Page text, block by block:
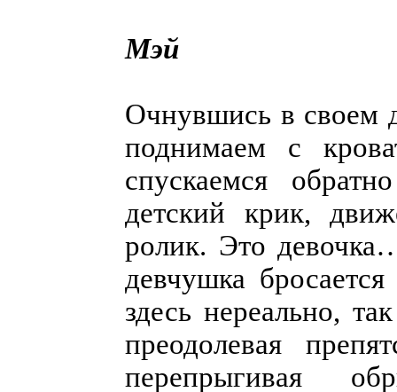
Мэй
Очнувшись в своем
поднимаем с
спускаемся
детский крик,
ролик. Это
девчушка
здесь нереально,
преодолевая
перепрыгивая